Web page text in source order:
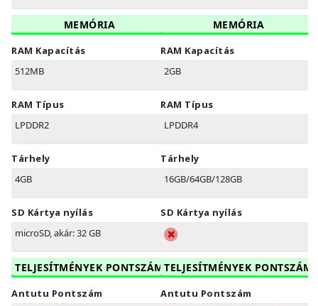
MEMÓRIA
RAM Kapacítás
512MB
RAM Típus
LPDDR2
Tárhely
4GB
SD Kártya nyílás
microSD, akár: 32 GB
TELJESÍTMÉNYEK PONTSZÁM
Antutu Pontszám
MEMÓRIA
RAM Kapacítás
2GB
RAM Típus
LPDDR4
Tárhely
16GB/64GB/128GB
SD Kártya nyílás
TELJESÍTMÉNYEK PONTSZÁM
Antutu Pontszám